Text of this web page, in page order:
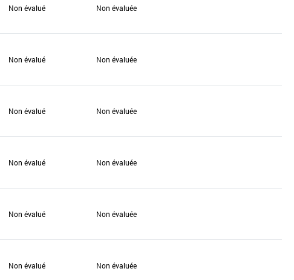
Non évalué Non évaluée
Non évalué Non évaluée
Non évalué Non évaluée
Non évalué Non évaluée
Non évalué Non évaluée
Non évalué Non évaluée